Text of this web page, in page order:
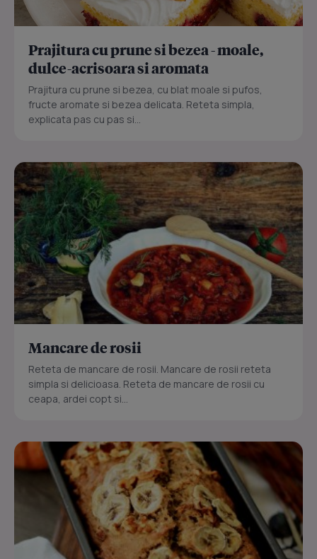
Prajitura cu prune si bezea - moale,
dulce-acrisoara si aromata
Prajitura cu prune si bezea, cu blat moale si pufos,
fructe aromate si bezea delicata. Reteta simpla,
explicata pas cu pas si...
Mancare de rosii
Reteta de mancare de rosii. Mancare de rosii reteta
simpla si delicioasa. Reteta de mancare de rosii cu
ceapa, ardei copt si...